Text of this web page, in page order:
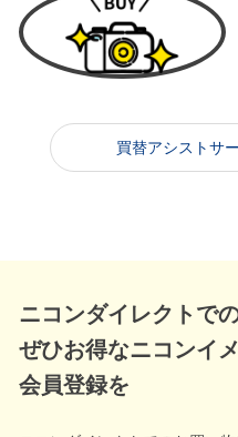
買替アシストサ
ニコンダイレクトで
ぜひお得なニコンイ
会員登録を